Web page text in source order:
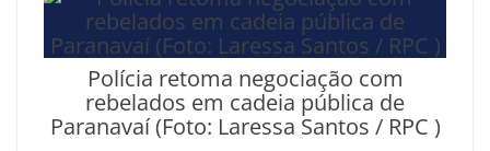
Polícia retoma negociação com
rebelados em cadeia pública de
Paranavaí (Foto: Laressa Santos / RPC )